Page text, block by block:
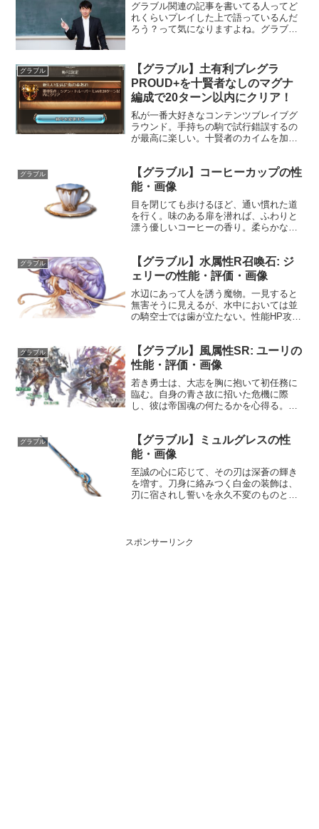
グラブル関連の記事を書いてる人ってど
れくらいプレイした上で語っているんだ
ろう？って気になりますよね。グラブル
なるものです。当サイトにおけるグラブ
ルの記事はこんなプレイヤ...
グラブル
【グラブル】土有利ブレグラ
PROUD+を十賢者なしのマグナ
編成で20ターン以内にクリア！
私が一番大好きなコンテンツブレイブグ
ラウンド。手持ちの駒で試行錯誤するの
が最高に楽しい。十賢者のカイムを加入
ガのスキル付け替えも勿体ない・・・そ
もそもカイム採用したとし...
グラブル
【グラブル】コーヒーカップの性
能・画像
目を閉じても歩けるほど、通い慣れた道
を行く。味のある扉を潜れば、ふわりと
漂う優しいコーヒーの香り。柔らかな声
持ちになりながら、すっかり指定席と化
したカウンターへ腰かける...
グラブル
【グラブル】水属性R召喚石: ジ
ェリーの性能・評価・画像
水辺にあって人を誘う魔物。一見すると
無害そうに見えるが、水中においては並
の騎空士では歯が立たない。性能HP攻撃
隔: 7ターン★★★敵全体に水属性ダメー
ジ(中...
グラブル
【グラブル】風属性SR: ユーリの
性能・評価・画像
若き勇士は、大志を胸に抱いて初任務に
臨む。自身の青さ故に招いた危機に際
し、彼は帝国魂の何たるかを心得る。プ
マン趣味：訓練、読書（騎士道物語が多
い）好き：帝国軍...
グラブル
【グラブル】ミュルグレスの性
能・画像
至誠の心に応じて、その刃は深蒼の輝き
を増す。刀身に絡みつく白金の装飾は、
刃に宿されし誓いを永久不変のものと為
スポンサーリンク